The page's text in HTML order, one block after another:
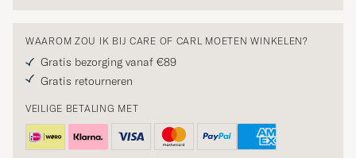
WAAROM ZOU IK BIJ CARE OF CARL MOETEN WINKELEN?
Gratis bezorging vanaf €89
Gratis retourneren
VEILIGE BETALING MET